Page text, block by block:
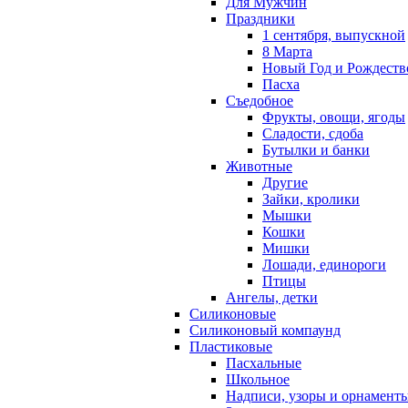
Праздники
1 сентября, выпускной
8 Марта
Новый Год и
Пасха
Съедобное
Фрукты, овощи, ягоды
Сладости, сдоба
Бутылки и банки
Животные
Другие
Зайки, кролики
Мышки
Кошки
Мишки
Лошади, единороги
Птицы
Ангелы, детки
Силиконовые
Силиконовый компаунд
Пластиковые
Пасхальные
Школьное
Надписи, узоры и